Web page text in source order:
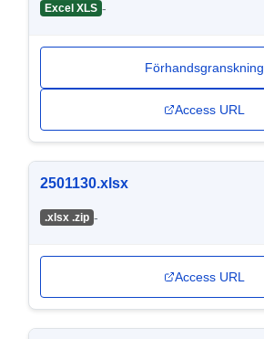
Excel XLS -
Förhandsgranskning
Access URL
2501130.xlsx
.xlsх .zip -
Access URL